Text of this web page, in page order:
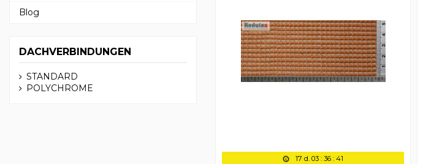
17 d. 03: 36: 40
Blog
DACHVERBINDUNGEN
STANDARD
POLYCHROME